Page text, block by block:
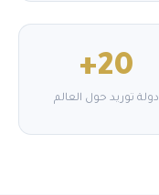
20+
دولة توريد حول العالم